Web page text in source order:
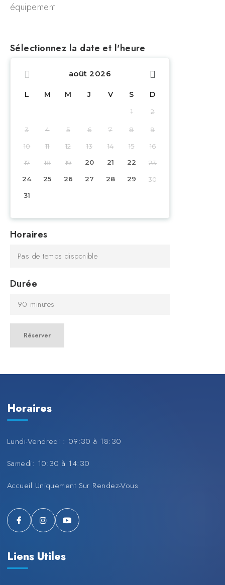
équipement
Sélectionnez la date et l'heure
août 2026
L M M J V S D
1 2
3 4 5 6 7 8 9
10 11 12 13 14 15 16
17 18 19 20 21 22 23
24 25 26 27 28 29 30
31
Horaires
Pas de temps disponible
Durée
90 minutes
Réserver
Horaires
Lundi-Vendredi : 09:30 à 18:30
Samedi: 10:30 à 14:30
Accueil Uniquement Sur Rendez-Vous
Liens Utiles